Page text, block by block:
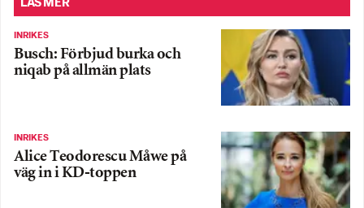
LÄS MER
INRIKES
Busch: Förbjud burka och
niqab på allmän plats
INRIKES
Alice Teodorescu Måwe på
väg in i KD-toppen